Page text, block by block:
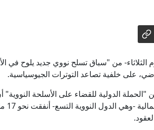
هل يعطل
"سياحة القنص" في
على خلفية تصاعد التوترات الجيوسياسية.
الدولية للقضاء على الأسلحة النووية"